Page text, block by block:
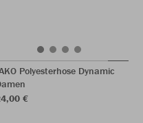
Polyesterhose Dynamic
€